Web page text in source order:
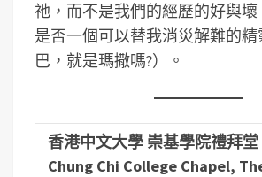
祂，而不是我們的經歷的好與
是否一個可以替我消災解難的精
巴，就是瑪撒嗎?）。
香港中文大學 崇基學院禮拜堂
Chung Chi College Chapel,